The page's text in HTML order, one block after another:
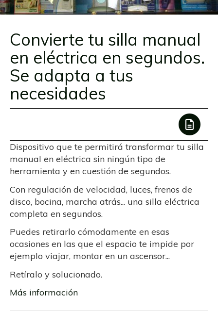
Convierte tu silla manual
en eléctrica en segundos.
Se adapta a tus
necesidades
Dispositivo que te permitirá transformar tu silla
manual en eléctrica sin ningún tipo de
herramienta y en cuestión de segundos.
Con regulación de velocidad, luces, frenos de
disco, bocina, marcha atrás... una silla eléctrica
completa en segundos.
Puedes retirarlo cómodamente en esas
ocasiones en las que el espacio te impide por
ejemplo viajar, montar en un ascensor...
Retíralo y solucionado.
Más información